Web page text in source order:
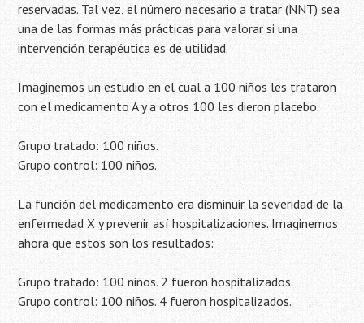
reservadas. Tal vez, el número necesario a tratar (NNT) sea
una de las formas más prácticas para valorar si una
intervención terapéutica es de utilidad.
Imaginemos un estudio en el cual a 100 niños les trataron
con el medicamento A y a otros 100 les dieron placebo.
Grupo tratado: 100 niños.
Grupo control: 100 niños.
La función del medicamento era disminuir la severidad de la
enfermedad X y prevenir así hospitalizaciones. Imaginemos
ahora que estos son los resultados:
Grupo tratado: 100 niños. 2 fueron hospitalizados.
Grupo control: 100 niños. 4 fueron hospitalizados.